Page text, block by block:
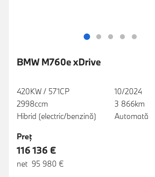
BMW M760e xDrive
420KW / 571CP
2998ccm
Hibrid (electric/benzină)
10/2024
3 866km
Automată
Preţ
116 136 €
net 95 980 €